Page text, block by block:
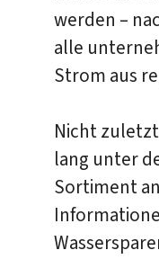
werden –
alle
Strom aus
Nicht
lang unter
Sortiment